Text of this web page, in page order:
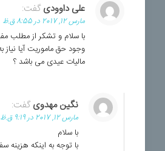
علی داوودی گفت:
مارس 12, 2017 در 8:55 ق.ظ
با سلام و تشکر از مطلب
وجود حق ماموریت آیا
مالیات عیدی می باشد ؟
نگین مهدوی گفت:
مارس 12, 2017 در 9:19 ق.ظ
با سلام
با توجه به اینکه هزینه